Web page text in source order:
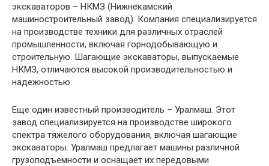
экскаваторов – НКМЗ (Нижнекамский
машиностроительный завод). Компания специализируется
на производстве техники для различных отраслей
промышленности, включая горнодобывающую и
строительную. Шагающие экскаваторы, выпускаемые
НКМЗ, отличаются высокой производительностью и
надежностью.
Еще один известный производитель – Уралмаш. Этот
завод специализируется на производстве широкого
спектра тяжелого оборудования, включая шагающие
экскаваторы. Уралмаш предлагает машины различной
грузоподъемности и оснащает их передовыми